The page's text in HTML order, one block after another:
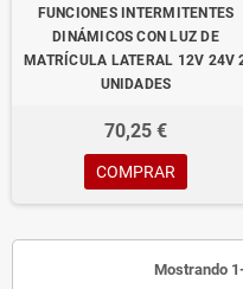
FUNCIONES INTERMITENTES
DINÁMICOS CON LUZ DE
MATRÍCULA LATERAL 12V 24V
UNIDADES
70,25 €
COMPRAR
Mostrando